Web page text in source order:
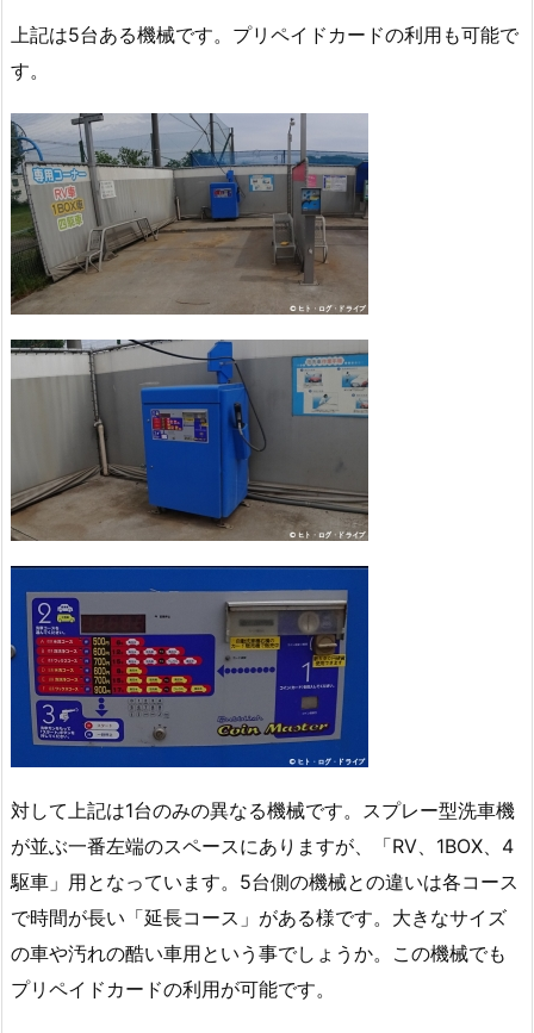
上記は5台ある機械です。プリペイドカードの利用も可能で
す。
対して上記は1台のみの異なる機械です。スプレー型洗車機
が並ぶ一番左端のスペースにありますが、「RV、1BOX、4
駆車」用となっています。5台側の機械との違いは各コース
で時間が長い「延長コース」がある様です。大きなサイズ
の車や汚れの酷い車用という事でしょうか。この機械でも
プリペイドカードの利用が可能です。